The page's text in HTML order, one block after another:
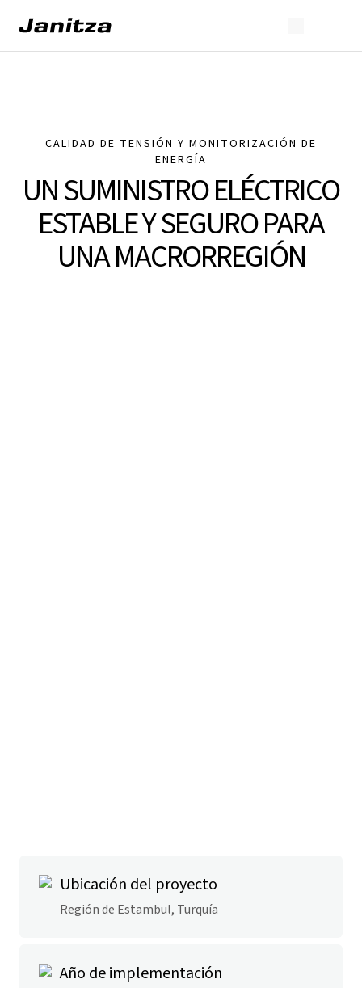
CALIDAD DE TENSIÓN Y MONITORIZACIÓN DE
ENERGÍA
UN SUMINISTRO ELÉCTRICO
ESTABLE Y SEGURO PARA
UNA MACRORREGIÓN
Ubicación del proyecto
Región de Estambul, Turquía
Año de implementación